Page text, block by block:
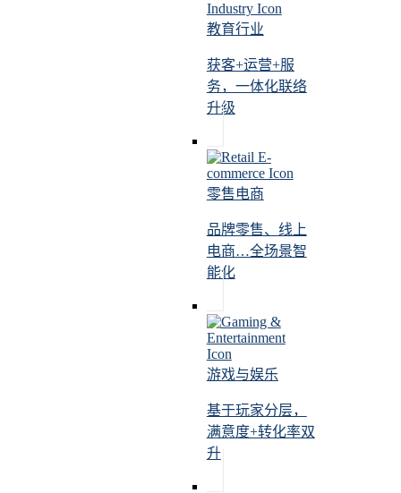
教育行业
获客+运营+服
务，一体化联络
升级
零售电商
品牌零售、线上
电商…全场景智
能化
游戏与娱乐
基于玩家分层，
满意度+转化率双
升